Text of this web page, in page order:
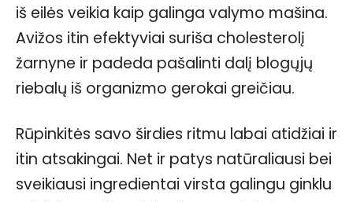
iš eilės veikia kaip galinga valymo mašina.
Avižos itin efektyviai suriša cholesterolį
žarnyne ir padeda pašalinti dalį blogųjų
riebalų iš organizmo gerokai greičiau.
Rūpinkitės savo širdies ritmu labai atidžiai ir
itin atsakingai. Net ir patys natūraliausi bei
sveikiausi ingredientai virsta galingu ginklu